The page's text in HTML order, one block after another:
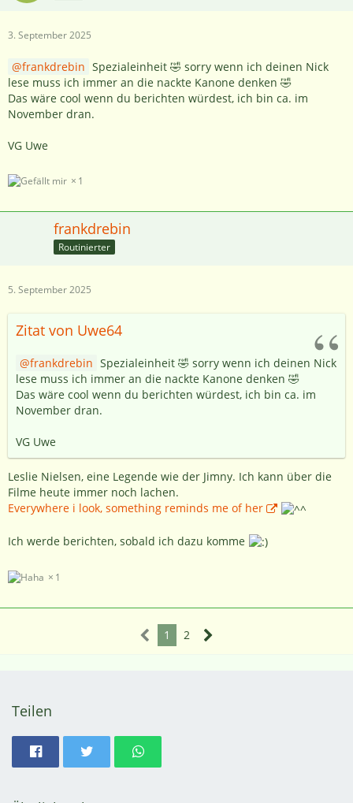
3. September 2025
frankdrebin Spezialeinheit 🤣 sorry wenn ich deinen Nick
lese muss ich immer an die nackte Kanone denken 🤣
Das wäre cool wenn du berichten würdest, ich bin ca. im
November dran.
VG Uwe
1
frankdrebin
Routinierter
5. September 2025
Zitat von Uwe64
frankdrebin Spezialeinheit 🤣 sorry wenn ich deinen Nick
lese muss ich immer an die nackte Kanone denken 🤣
Das wäre cool wenn du berichten würdest, ich bin ca. im
November dran.
VG Uwe
Leslie Nielsen, eine Legende wie der Jimny. Ich kann über die
Filme heute immer noch lachen.
Everywhere i look, something reminds me of her
Ich werde berichten, sobald ich dazu komme
1
1 2
Teilen